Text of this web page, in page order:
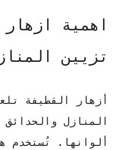
اهمية
تزيين
أزهار القطيفة
المنازل
ألوانها. تُستخدم